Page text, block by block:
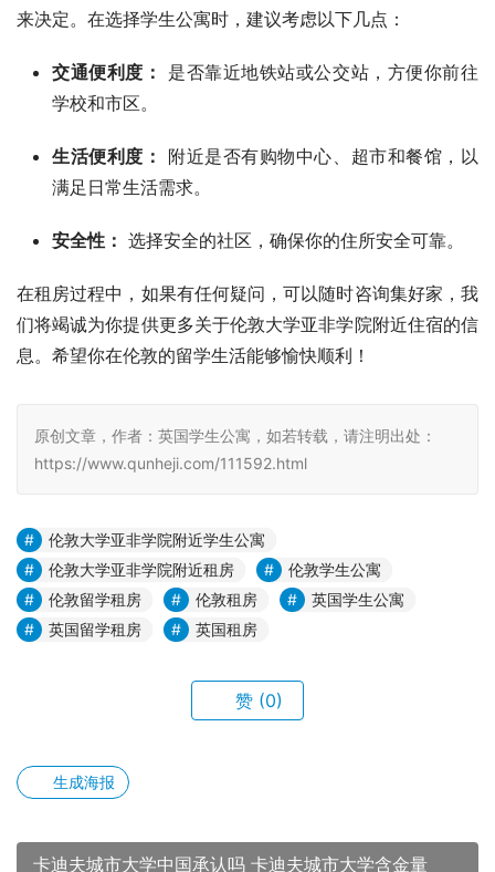
来决定。在选择学生公寓时，建议考虑以下几点：
交通便利度：
是否靠近地铁站或公交站，方便你前往
学校和市区。
生活便利度：
附近是否有购物中心、超市和餐馆，以
满足日常生活需求。
安全性： 选择安全的社区，确保你的住所安全可靠。
在租房过程中，如果有任何疑问，可以随时咨询集好家，我
们将竭诚为你提供更多关于伦敦大学亚非学院附近住宿的信
息。希望你在伦敦的留学生活能够愉快顺利！
原创文章，作者：英国学生公寓，如若转载，请注明出处：
https://www.qunheji.com/111592.html
伦敦大学亚非学院附近学生公寓
伦敦大学亚非学院附近租房
伦敦学生公寓
伦敦留学租房
伦敦租房
英国学生公寓
英国留学租房
英国租房
赞 (0)
生成海报
卡迪夫城市大学中国承认吗 卡迪夫城市大学含金量